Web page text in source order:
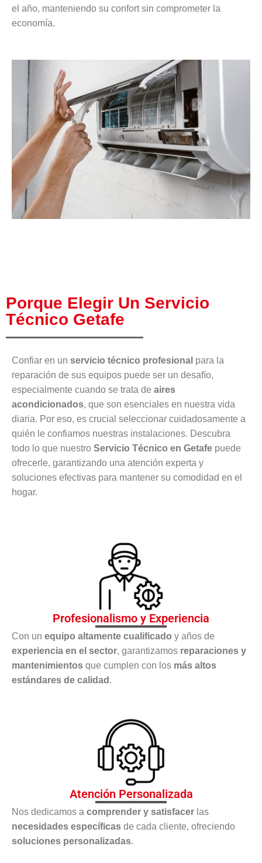
el año, manteniendo su confort sin comprometer la
economía.
Porque Elegir Un Servicio
Técnico Getafe
Confiar en un servicio técnico profesional para la
reparación de sus equipos puede ser un desafío,
especialmente cuando se trata de aires
acondicionados, que son esenciales en nuestra vida
diaria. Por eso, es crucial seleccionar cuidadosamente a
quién le confiamos nuestras instalaciones. Descubra
todo lo que nuestro Servicio Técnico en Getafe puede
ofrecerle, garantizando una atención experta y
soluciones efectivas para mantener su comodidad en el
hogar.
Profesionalismo y Experiencia
Con un equipo altamente cualificado y años de
experiencia en el sector, garantizamos reparaciones y
mantenimientos que cumplen con los más altos
estándares de calidad .
Atención Personalizada
Nos dedicamos a comprender y satisfacer las
necesidades específicas de cada cliente, ofreciendo
soluciones personalizadas.